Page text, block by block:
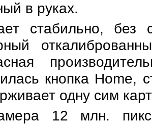
в руках.
стабильно,
кнопка Home,
одну сим
12 млн.